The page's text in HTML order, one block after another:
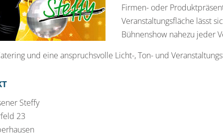
Firmen- oder
Veranstaltungsfläche lässt
Bühnenshow nahezu jeder
und eine anspruchsvolle Licht-, Ton- und
Steffy
23